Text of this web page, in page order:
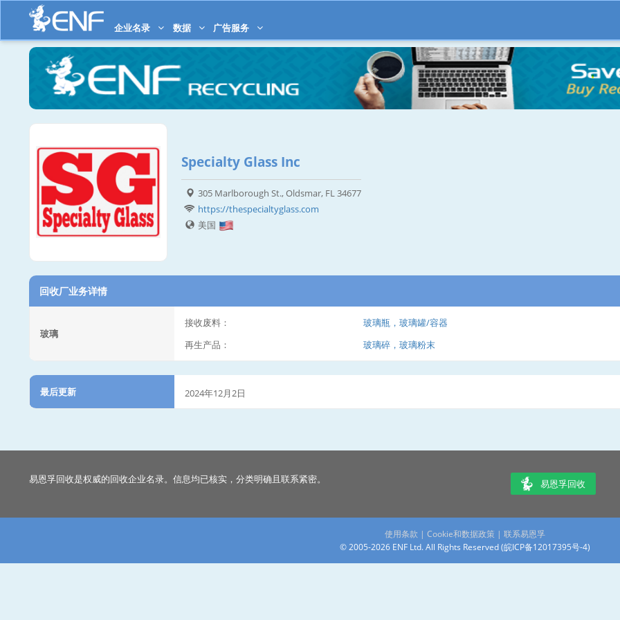
企业名录 数据 广告服务
Specialty Glass Inc
305 Marlborough St., Oldsmar, FL 34677
https://thespecialtyglass.com
美国
回收厂业务详情
玻璃
接收废料：
玻璃瓶，玻璃罐/容器
再生产品：
玻璃碎，玻璃粉末
最后更新 2024年12月2日
易恩孚回收是权威的回收企业名录。信息均已核实，分类明确且联系紧密。 易恩孚回收
使用条款 | Cookie和数据政策 | 联系易恩孚
© 2005-2026 ENF Ltd. All Rights Reserved (皖ICP备12017395号-4)